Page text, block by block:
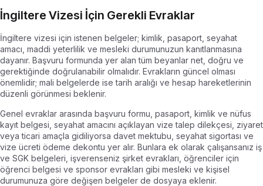
İngiltere Vizesi İçin Gerekli Evraklar
İngiltere vizesi için istenen belgeler; kimlik, pasaport, seyahat
amacı, maddi yeterlilik ve mesleki durumunuzun kanıtlanmasına
dayanır. Başvuru formunda yer alan tüm beyanlar net, doğru ve
gerektiğinde doğrulanabilir olmalıdır. Evrakların güncel olması
önemlidir; mali belgelerde ise tarih aralığı ve hesap hareketlerinin
düzenli görünmesi beklenir.
Genel evraklar arasında başvuru formu, pasaport, kimlik ve nüfus
kayıt belgesi, seyahat amacını açıklayan vize talep dilekçesi, ziyaret
veya ticari amaçla gidiliyorsa davet mektubu, seyahat sigortası ve
vize ücreti ödeme dekontu yer alır. Bunlara ek olarak çalışansanız iş
ve SGK belgeleri, işverenseniz şirket evrakları, öğrenciler için
öğrenci belgesi ve sponsor evrakları gibi mesleki ve kişisel
durumunuza göre değişen belgeler de dosyaya eklenir.